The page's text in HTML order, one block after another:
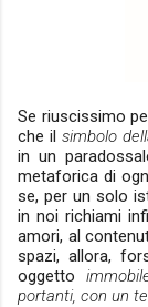
Se riuscissimo
che il simbolo
in un
metaforica di
se, per un solo
in noi richiami
amori, al
spazi, allora,
oggetto
portanti, con un